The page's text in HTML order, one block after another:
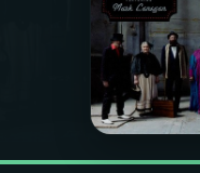
PROGRAMAS
PODCASTS